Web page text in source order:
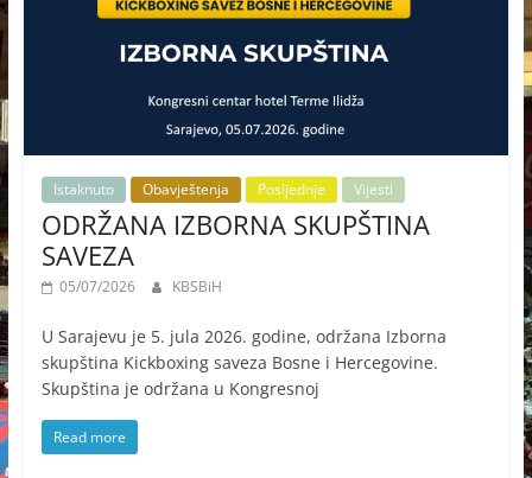
Istaknuto Obavještenja Posljednje Vijesti
ODRŽANA IZBORNA SKUPŠTINA
SAVEZA
05/07/2026 KBSBiH
U Sarajevu je 5. jula 2026. godine, održana Izborna
skupština Kickboxing saveza Bosne i Hercegovine.
Skupština je održana u Kongresnoj
Read more